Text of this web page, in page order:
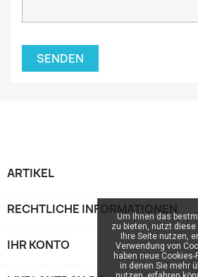
ARTIKEL
RECHTLICHE INFORMATIONEN
IHR KONTO
Um Ihnen das
zu bieten, nutzt diese
Ihre Seite nutzen,
Verwendung von
haben neue
in denen Sie mehr